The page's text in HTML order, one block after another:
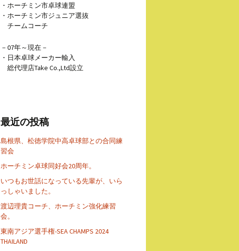
・ホーチミン市卓球連盟
・ホーチミン市ジュニア選抜
チームコーチ
－07年～現在－
・日本卓球メーカー輸入
総代理店Take Co.,Ltd設立
最近の投稿
島根県、松徳学院中高卓球部との合同練
習会
ホーチミン卓球同好会20周年。
いつもお世話になっている先輩が、いら
っしゃいました。
渡辺理貴コーチ、ホーチミン強化練習
会。
東南アジア選手権-SEA CHAMPS 2024
THAILAND